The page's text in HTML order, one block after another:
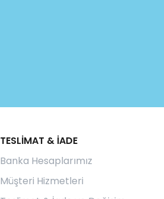
TESLİMAT & İADE
Banka Hesaplarımız
Müşteri Hizmetleri